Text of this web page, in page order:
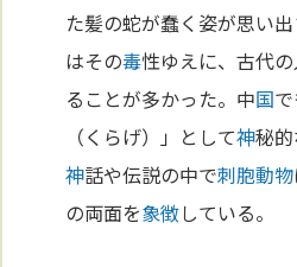
た髪の蛇が蠢く姿が思い
はその毒性ゆえに、古代
ることが多かった。中国
（くらげ）」として神秘
神話や伝説の中で刺胞動物
の両面を象徴している。